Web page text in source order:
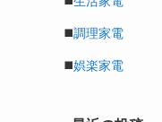
◼️調理家電
◼️娯楽家電